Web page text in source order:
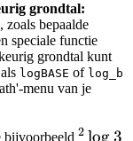
grondtal:
zoals bepaalde
speciale functie
grondtal kunt
logBASE of log_b
menu van je
bijvoorbeeld ^2\log
2 log3